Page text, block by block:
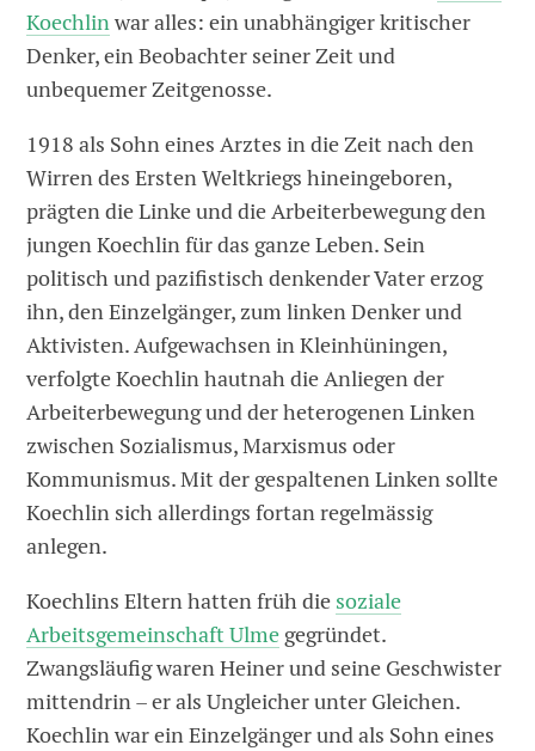
Koechlinwar alles: ein unabhängiger kritischer
Denker, ein Beobachter seiner Zeit und
unbequemer Zeitgenosse.
1918 als Sohn eines Arztes in die Zeit nach den
Wirren des Ersten Weltkriegs hineingeboren,
prägten die Linke und die Arbeiterbewegung den
jungen Koechlin für das ganze Leben. Sein
politisch und pazifistisch denkender Vater erzog
ihn, den Einzelgänger, zum linken Denker und
Aktivisten. Aufgewachsen in Kleinhüningen,
verfolgte Koechlin hautnah die Anliegen der
Arbeiterbewegung und der heterogenen Linken
zwischen Sozialismus, Marxismus oder
Kommunismus. Mit der gespaltenen Linken sollte
Koechlin sich allerdings fortan regelmässig
anlegen.
Koechlins Eltern hatten früh die soziale
Arbeitsgemeinschaft Ulme gegründet.
Zwangsläufig waren Heiner und seine Geschwister
mittendrin – er als Ungleicher unter Gleichen.
Koechlin war ein Einzelgänger und als Sohn ­eines